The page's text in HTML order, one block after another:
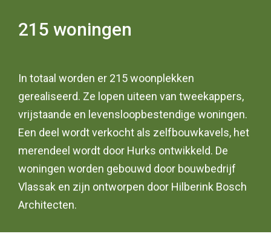
215 woningen
In totaal worden er 215 woonplekken
gerealiseerd. Ze lopen uiteen van tweekappers,
vrijstaande en levensloopbestendige woningen.
Een deel wordt verkocht als zelfbouwkavels, het
merendeel wordt door Hurks ontwikkeld. De
woningen worden gebouwd door bouwbedrijf
Vlassak en zijn ontworpen door Hilberink Bosch
Architecten.